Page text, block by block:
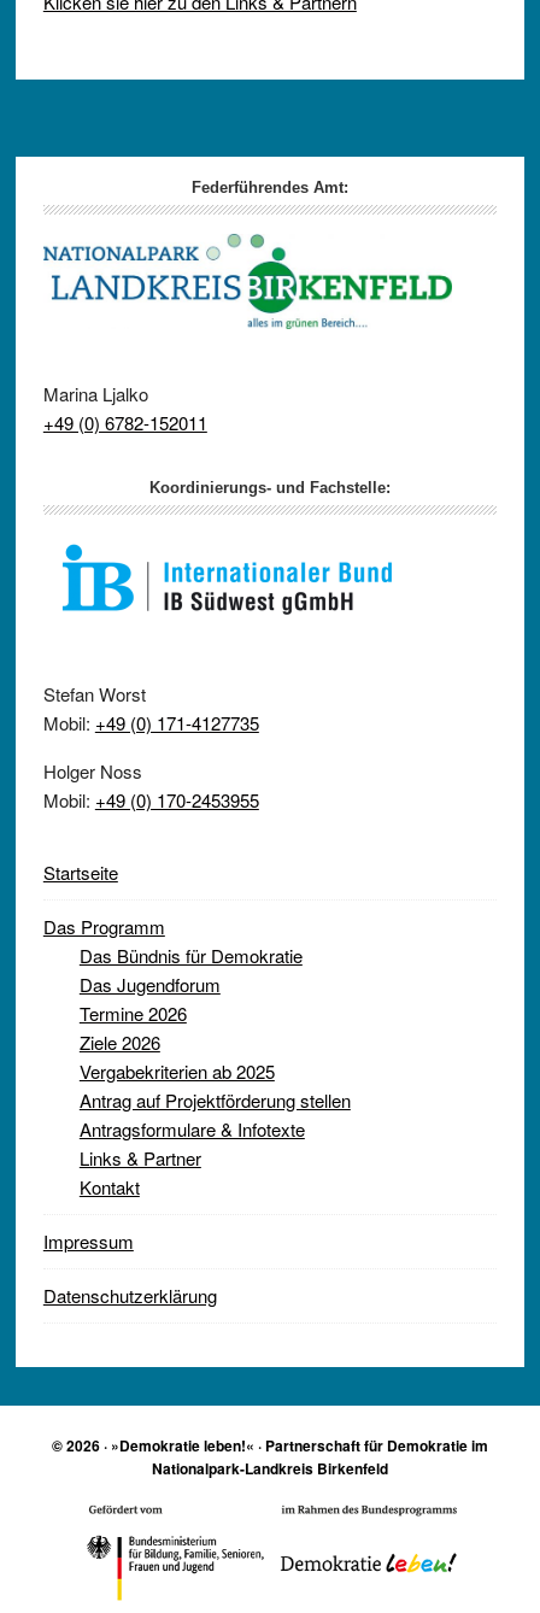
Footer Federführendes Amt:
Marina Ljalko
+49 (0) 6782-152011
Koordinierungs- und Fachstelle:
Stefan Worst
Mobil: +49 (0) 171-4127735
Holger Noss
Mobil: +49 (0) 170-2453955
Startseite
Das Programm
Das Bündnis für Demokratie
Das Jugendforum
Termine 2026
Ziele 2026
Vergabekriterien ab 2025
Antrag auf Projektförderung stellen
Antragsformulare & Infotexte
Links & Partner
Kontakt
Impressum
Datenschutzerklärung
© 2026 · »Demokratie leben!« · Partnerschaft für Demokratie im
Nationalpark-Landkreis Birkenfeld